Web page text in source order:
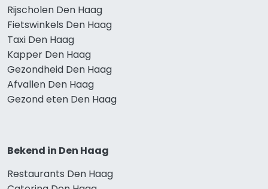
Rijscholen Den Haag
Fietswinkels Den Haag
Taxi Den Haag
Kapper Den Haag
Gezondheid Den Haag
Afvallen Den Haag
Gezond eten Den Haag
Bekend in Den Haag
Restaurants Den Haag